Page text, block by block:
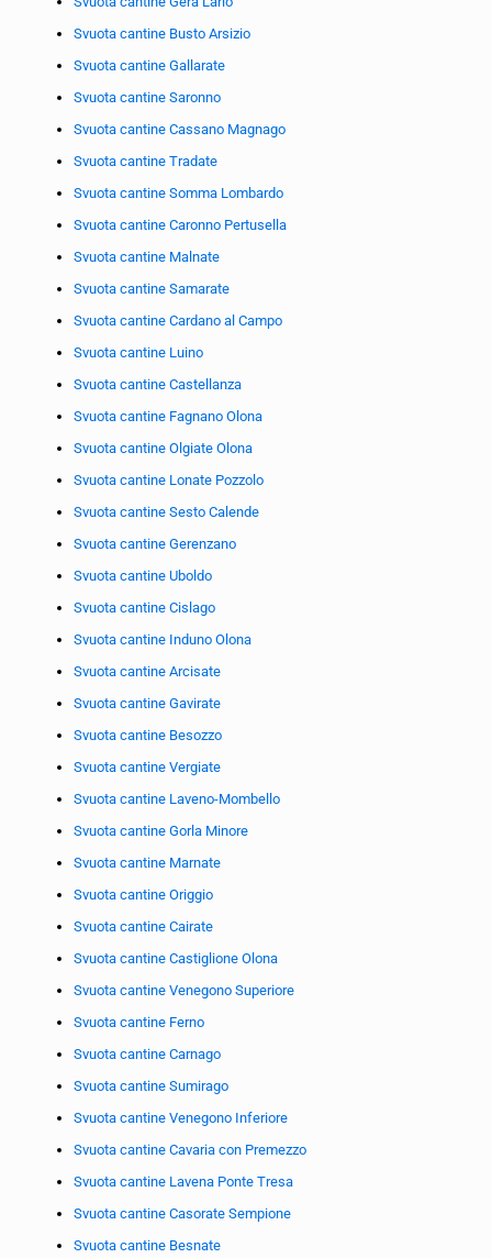
Svuota cantine Busto Arsizio
Svuota cantine Gallarate
Svuota cantine Saronno
Svuota cantine Cassano Magnago
Svuota cantine Tradate
Svuota cantine Somma Lombardo
Svuota cantine Caronno Pertusella
Svuota cantine Malnate
Svuota cantine Samarate
Svuota cantine Cardano al Campo
Svuota cantine Luino
Svuota cantine Castellanza
Svuota cantine Fagnano Olona
Svuota cantine Olgiate Olona
Svuota cantine Lonate Pozzolo
Svuota cantine Sesto Calende
Svuota cantine Gerenzano
Svuota cantine Uboldo
Svuota cantine Cislago
Svuota cantine Induno Olona
Svuota cantine Arcisate
Svuota cantine Gavirate
Svuota cantine Besozzo
Svuota cantine Vergiate
Svuota cantine Laveno-Mombello
Svuota cantine Gorla Minore
Svuota cantine Marnate
Svuota cantine Origgio
Svuota cantine Cairate
Svuota cantine Castiglione Olona
Svuota cantine Venegono Superiore
Svuota cantine Ferno
Svuota cantine Carnago
Svuota cantine Sumirago
Svuota cantine Venegono Inferiore
Svuota cantine Cavaria con Premezzo
Svuota cantine Lavena Ponte Tresa
Svuota cantine Casorate Sempione
Svuota cantine Besnate